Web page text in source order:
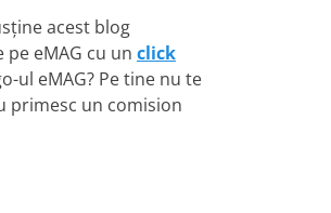
acest blog
eMAG cu un click
ul eMAG? Pe tine nu te
primesc un comision